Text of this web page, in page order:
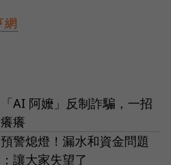
網
AI 阿嬤」反制詐騙，一招
癢
警熄燈！漏水和資金問題
讓大家失望了